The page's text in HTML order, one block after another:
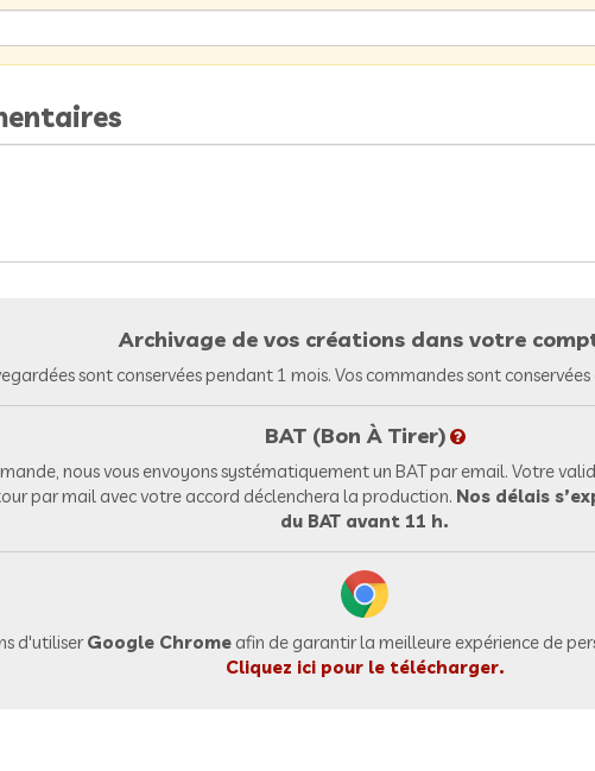
Archivage de vos créations dans votre
sont conservées pendant 1 mois. Vos commandes sont
BAT (Bon À Tirer)
nous vous envoyons systématiquement un BAT par email. Votre
par mail avec votre accord déclenchera la production. Nos délais
du BAT avant 11 h.
d'utiliserGoogle Chromeafin de garantir la meilleure expérience de
Cliquez ici pour le télécharger.